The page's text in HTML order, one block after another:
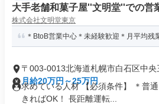
大手老舗和菓子屋''文明堂''での営
株式会社文明堂東京
＊BtoB営業中心＊未経験歓迎＊月平均残
〒003-0013北海道札幌市白石区中央
月給20万円～25万円
求めている人材 【必須条件】 ＊普
きればOK！ 長距離運転...